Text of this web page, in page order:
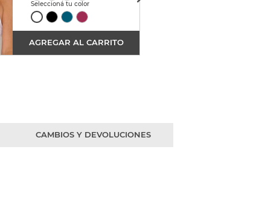
AGREGAR AL CARRITO
CAMBIOS Y DEVOLUCIONES